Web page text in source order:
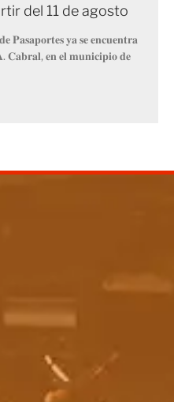
del 11 de agosto
𝐏𝐚𝐬𝐚𝐩𝐨𝐫𝐭𝐞𝐬 𝐲𝐚 𝐬𝐞 𝐞𝐧𝐜𝐮𝐞𝐧𝐭𝐫𝐚
𝐂𝐚𝐛𝐫𝐚𝐥, 𝐞𝐧 𝐞𝐥 𝐦𝐮𝐧𝐢𝐜𝐢𝐩𝐢𝐨 𝐝𝐞